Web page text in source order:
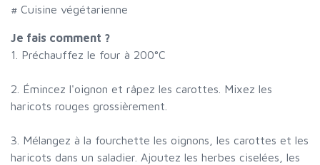
# Cuisine végétarienne
Je fais comment ?
1. Préchauffez le four à 200°C
2. Émincez l'oignon et râpez les carottes. Mixez les
haricots rouges grossièrement.
3. Mélangez à la fourchette les oignons, les carottes et les
haricots dans un saladier. Ajoutez les herbes ciselées, les